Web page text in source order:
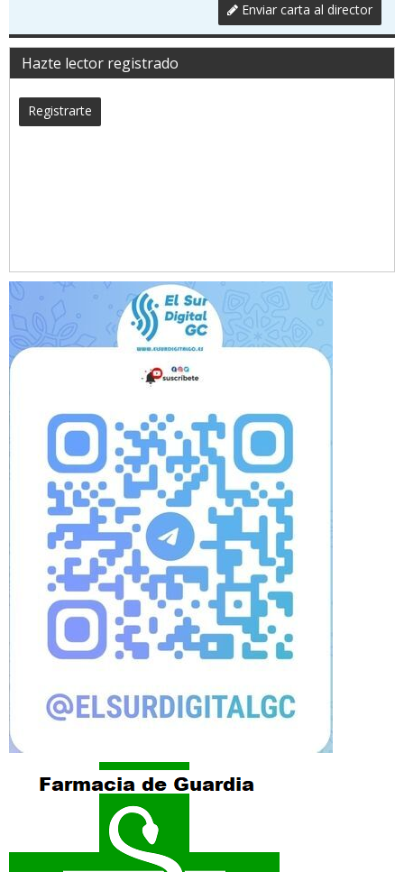
Enviar carta al director
Hazte lector registrado
Registrarte